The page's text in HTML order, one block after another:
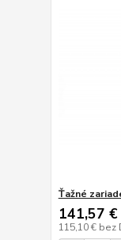
Ťažné
141,57 €
115,10 € bez